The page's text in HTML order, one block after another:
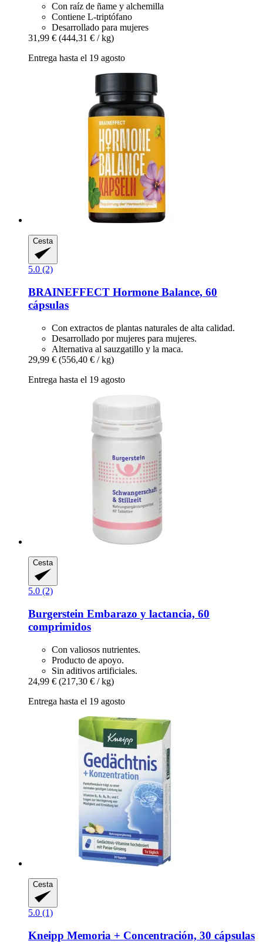
Con raíz de ñame y alchemilla
Contiene L-triptófano
Desarrollado para mujeres
31,99 € (444,31 € / kg)
Entrega hasta el 19 agosto
Cesta
5.0 (2)
BRAINEFFECT Hormone Balance, 60
cápsulas
Con extractos de plantas naturales de alta calidad.
Desarrollado por mujeres para mujeres.
Alternativa al sauzgatillo y la maca.
29,99 € (556,40 € / kg)
Entrega hasta el 19 agosto
Cesta
5.0 (2)
Burgerstein Embarazo y lactancia, 60
comprimidos
Con valiosos nutrientes.
Producto de apoyo.
Sin aditivos artificiales.
24,99 € (217,30 € / kg)
Entrega hasta el 19 agosto
Cesta
5.0 (1)
Kneipp Memoria + Concentración, 30 cápsulas